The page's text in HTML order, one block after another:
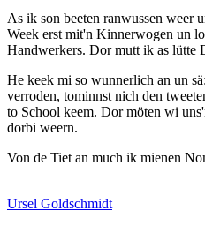
As ik son beeten ranwussen weer
Week erst mit'n Kinnerwogen un
Handwerkers. Dor mutt ik as lütte
He keek mi so wunnerlich an un sä:
verroden, tominnst nich den
to School keem. Dor möten wi
dorbi weern.
Von de Tiet an much ik mienen
Ursel Goldschmidt